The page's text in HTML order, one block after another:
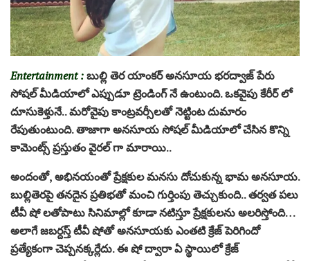
Entertainment :బుల్లి తెర యాంకర్ అనసూయ భరద్వాజ్ పేరు
సోషల్ మీడియాలో ఎప్పుడూ ట్రెండింగ్ నే ఉంటుంది. ఒకవైపు కేరీర్ లో
దూసుకెళ్తునే.. మరోవైపు కాంట్రవర్సీలతో నెట్టింట దుమారం
రేపుతుంటుంది. తాజాగా అనసూయ సోషల్ మీడియాలో చేసిన కొన్ని
కామెంట్స్ ప్రస్తుతం వైరల్ గా మారాయి..
అందంతో, అభినయంతో ప్రేక్షకుల మనసు దోచుకున్న భామ అనసూయ.
బుల్లితెరపై తనదైన ప్రతిభతో మంచి గుర్తింపు తెచ్చుకుంది.. తర్వత పలు
టీవీ షో లతోపాటు సినిమాల్లో కూడా నటిస్తూ ప్రేక్షకులను అలరిస్తోంది…
అలాగే జబర్దస్త్ టీవీ షోతో అనసూయకు ఎంతటి క్రేజ్ పెరిగిందో
ప్రత్యేకంగా చెప్పనక్కర్లేదు. ఈ షో ద్వారా ఏ స్థాయిలో క్రేజ్